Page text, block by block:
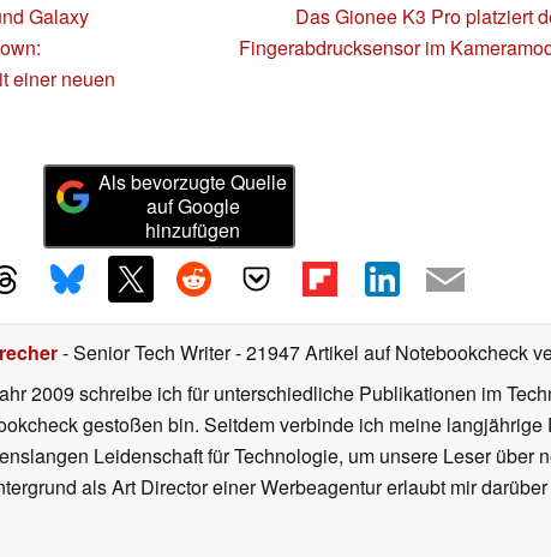
Galaxy
einer neuen
Das Gionee K3 Pro platziert
Fingerabdrucksensor im
Als bevorzugte Quelle
auf Google
hinzufügen
- Senior Tech Writer- 21947 Artikel auf Notebookcheck
2009 schreibe ich für unterschiedliche Publikationen im
gestoßen bin. Seitdem verbinde ich meine
Leidenschaft für Technologie, um unsere Leser über
als Art Director einer Werbeagentur erlaubt mir